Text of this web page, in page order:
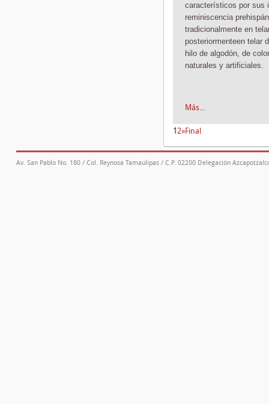
característicos por sus
reminiscencia
tradicionalmente en
posteriormenteen telar
hilo de algodón, de
naturales y artificiales.
Más...
1 2»Final
Av. San Pablo No. 180 / Col. Reynosa Tamaulipas / C.P. 02200 Delegación